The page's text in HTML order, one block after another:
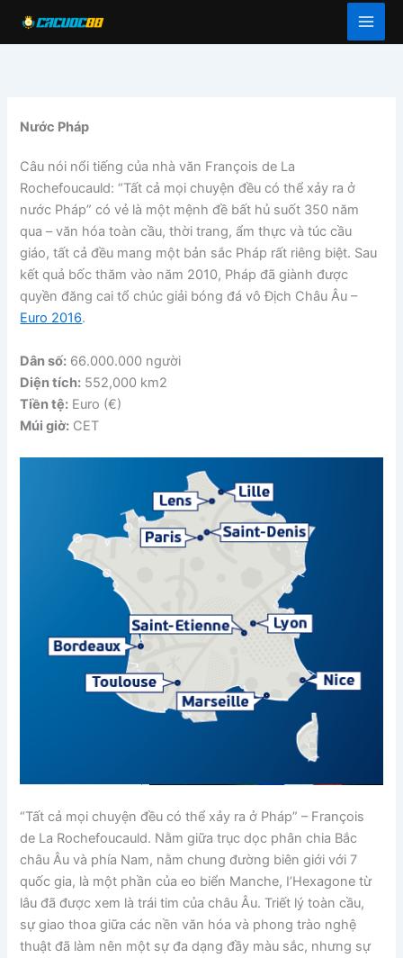
Nước Pháp
Câu nói nổi tiếng của nhà văn François de La
Rochefoucauld: “Tất cả mọi chuyện đều có thể xảy ra ở
nước Pháp” có vẻ là một mệnh đề bất hủ suốt 350 năm
qua – văn hóa toàn cầu, thời trang, ẩm thực và túc cầu
giáo, tất cả đều mang một bản sắc Pháp rất riêng biệt. Sau
kết quả bốc thăm vào năm 2010, Pháp đã giành được
quyền đăng cai tổ chúc giải bóng đá vô Địch Châu Âu –
Euro 2016.
Dân số: 66.000.000 người
Diện tích: 552,000 km2
Tiền tệ: Euro (€)
Múi giờ: CET
“Tất cả mọi chuyện đều có thể xảy ra ở Pháp” – François
de La Rochefoucauld. Nằm giữa trục dọc phân chia Bắc
châu Âu và phía Nam, nằm chung đường biên giới với 7
quốc gia, là một phần của eo biển Manche, I’Hexagone từ
lâu đã được xem là trái tim của châu Âu. Triết lý toàn cầu,
sự giao thoa giữa các nền văn hóa và phong trào nghệ
thuật đã làm nên một sự đa dạng đầy màu sắc, nhưng sự